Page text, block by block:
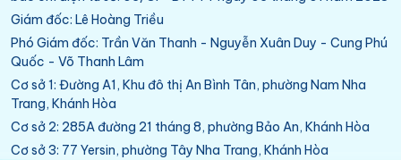
Giám đốc: Lê Hoàng Triều
Phó Giám đốc: Trần Văn Thanh - Nguyễn Xuân Duy - Cung Phú
Quốc - Võ Thanh Lâm
Cơ sở 1: Đường A1, Khu đô thị An Bình Tân, phường Nam Nha
Trang, Khánh Hòa
Cơ sở 2: 285A đường 21 tháng 8, phường Bảo An, Khánh Hòa
Cơ sở 3: 77 Yersin, phường Tây Nha Trang, Khánh Hòa